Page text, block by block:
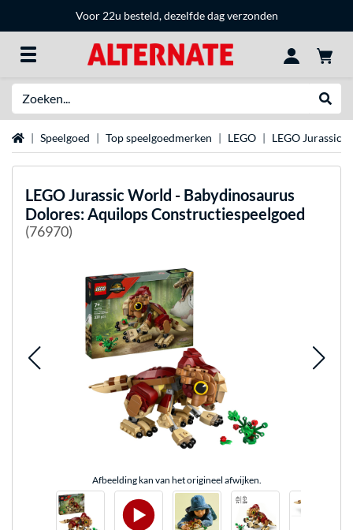
Voor 22u besteld, dezelfde dag verzonden
HomeSpeelgoed Top speelgoedmerken LEGO LEGO Jurassic
LEGOJurassic World - Babydinosaurus
Dolores: Aquilops Constructiespeelgoed
(76970)
Afbeelding kan van het origineel afwijken.